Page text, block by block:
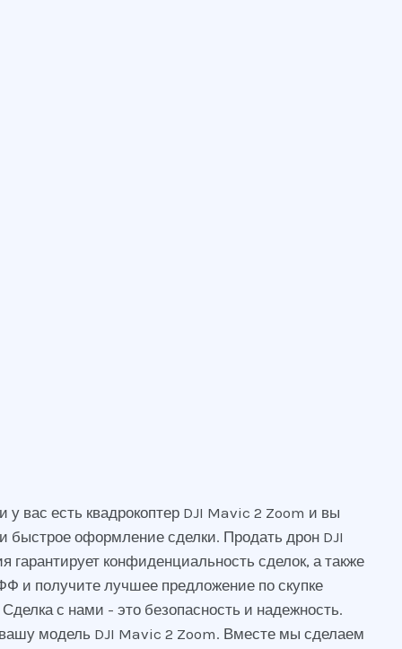
вас есть квадрокоптер DJI Mavic 2 Zoom и вы
быстрое оформление сделки. Продать дрон DJI
конфиденциальность сделок, а также
и получите лучшее предложение по скупке
с нами - это безопасность и надежность.
модель DJI Mavic 2 Zoom. Вместе мы сделаем